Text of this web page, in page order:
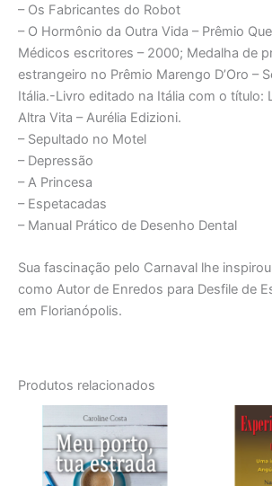
– Os Fabricantes do Robot
– O Hormônio da Outra Vida – Prêmio
Médicos escritores – 2000; Medalha de
estrangeiro no Prêmio Marengo D’Oro –
Itália.-Livro editado na Itália com o título:
Altra Vita – Aurélia Edizioni.
– Sepultado no Motel
– Depressão
– A Princesa
– Espetacadas
– Manual Prático de Desenho Dental
Sua fascinação pelo Carnaval lhe
como Autor de Enredos para Desfile de
em Florianópolis.
Produtos relacionados